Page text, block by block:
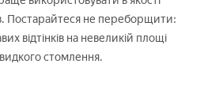
Постарайтеся не переборщити:
відтінків на невеликій площі
стомлення.